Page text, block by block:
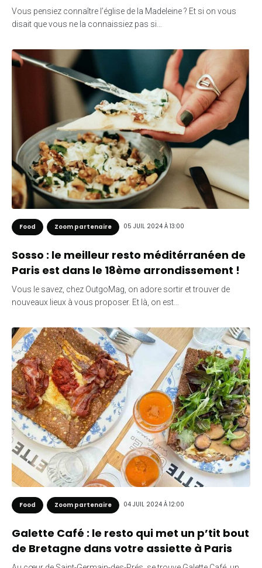
Vous pensiez connaître l’église de la Madeleine ? Et si on vous
disait que vous ne la connaissiez pas si…
Food Zoom partenaire 05 JUIL 2024 À 13:00
Sosso : le meilleur resto méditérranéen de
Paris est dans le 18ème arrondissement !
Vous le savez, chez OutgoMag, on adore sortir et trouver de
nouveaux lieux à vous proposer. Et là, on est…
Food Zoom partenaire 04 JUIL 2024 À 12:00
Galette Café : le resto qui met un p’tit bout
de Bretagne dans votre assiette à Paris